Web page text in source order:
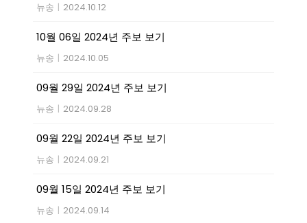
뉴송 | 2024.10.12
10월 06일 2024년 주보 보기
뉴송 | 2024.10.05
09월 29일 2024년 주보 보기
뉴송 | 2024.09.28
09월 22일 2024년 주보 보기
뉴송 | 2024.09.21
09월 15일 2024년 주보 보기
뉴송 | 2024.09.14